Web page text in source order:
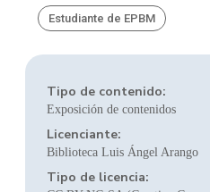
Estudiante de EPBM
Tipo de contenido:
Exposición de contenidos
Licenciante:
Biblioteca Luis Ángel Arango
Tipo de licencia: